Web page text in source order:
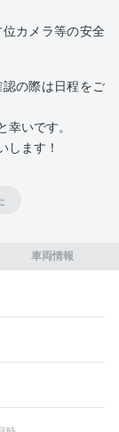
車両情報
カメラ等の安全
の際は日程をご
いです。
します！